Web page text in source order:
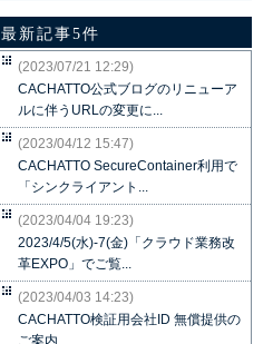
最新記事5件
(2023/07/21 12:29)
CACHATTO公式ブログのリニューア
ルに伴うURLの変更に...
(2023/04/12 15:47)
CACHATTO SecureContainer利用で
「シンクライアント...
(2023/04/04 19:23)
2023/4/5(水)-7(金)「クラウド業務改
革EXPO」でご覧...
(2023/04/03 14:23)
CACHATTO検証用会社ID 無償提供の
ご案内